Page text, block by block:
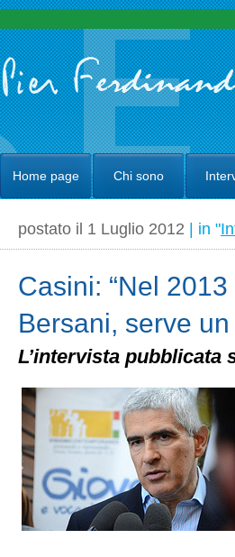
Home page Chi sono
postato il 1 Luglio 2012 | in "
Casini: “Nel
Bersani, serve
L’intervista pubblicata